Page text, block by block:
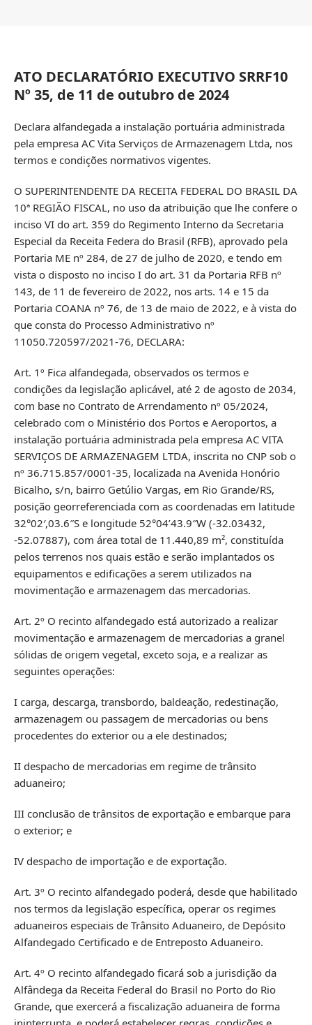
ATO DECLARATÓRIO EXECUTIVO SRRF10
Nº 35, de 11 de outubro de 2024
Declara alfandegada a instalação portuária administrada
pela empresa AC Vita Serviços de Armazenagem Ltda, nos
termos e condições normativos vigentes.
O SUPERINTENDENTE DA RECEITA FEDERAL DO BRASIL DA
10ª REGIÃO FISCAL, no uso da atribuição que lhe confere o
inciso VI do art. 359 do Regimento Interno da Secretaria
Especial da Receita Federa do Brasil (RFB), aprovado pela
Portaria ME nº 284, de 27 de julho de 2020, e tendo em
vista o disposto no inciso I do art. 31 da Portaria RFB nº
143, de 11 de fevereiro de 2022, nos arts. 14 e 15 da
Portaria COANA nº 76, de 13 de maio de 2022, e à vista do
que consta do Processo Administrativo nº
11050.720597/2021-76, DECLARA:
Art. 1º Fica alfandegada, observados os termos e
condições da legislação aplicável, até 2 de agosto de 2034,
com base no Contrato de Arrendamento nº 05/2024,
celebrado com o Ministério dos Portos e Aeroportos, a
instalação portuária administrada pela empresa AC VITA
SERVIÇOS DE ARMAZENAGEM LTDA, inscrita no CNP sob o
nº 36.715.857/0001-35, localizada na Avenida Honório
Bicalho, s/n, bairro Getúlio Vargas, em Rio Grande/RS,
posição georreferenciada com as coordenadas em latitude
32°02′,03.6″S e longitude 52°04’43.9″W (-32.03432,
-52.07887), com área total de 11.440,89 m², constituída
pelos terrenos nos quais estão e serão implantados os
equipamentos e edificações a serem utilizados na
movimentação e armazenagem das mercadorias.
Art. 2º O recinto alfandegado está autorizado a realizar
movimentação e armazenagem de mercadorias a granel
sólidas de origem vegetal, exceto soja, e a realizar as
seguintes operações:
I carga, descarga, transbordo, baldeação, redestinação,
armazenagem ou passagem de mercadorias ou bens
procedentes do exterior ou a ele destinados;
II despacho de mercadorias em regime de trânsito
aduaneiro;
III conclusão de trânsitos de exportação e embarque para
o exterior; e
IV despacho de importação e de exportação.
Art. 3º O recinto alfandegado poderá, desde que habilitado
nos termos da legislação específica, operar os regimes
aduaneiros especiais de Trânsito Aduaneiro, de Depósito
Alfandegado Certificado e de Entreposto Aduaneiro.
Art. 4º O recinto alfandegado ficará sob a jurisdição da
Alfândega da Receita Federal do Brasil no Porto do Rio
Grande, que exercerá a fiscalização aduaneira de forma